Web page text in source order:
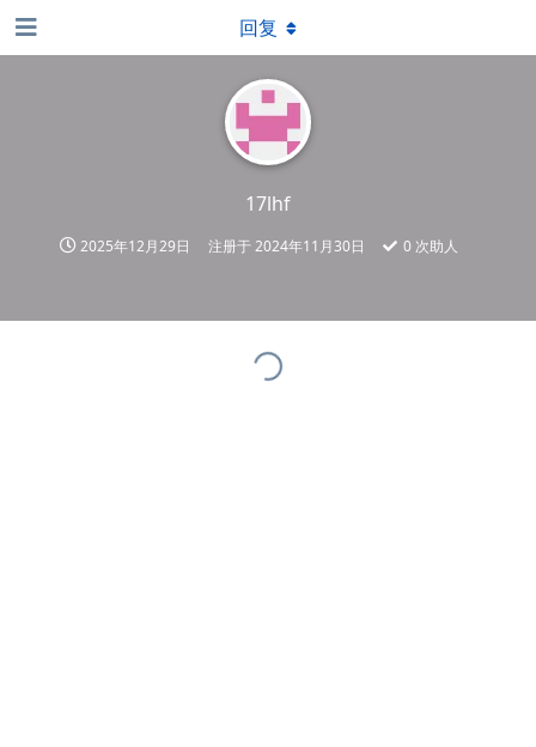
17lhf
2025年12月29日 注册于2024年11月30日 0 次助人
回复